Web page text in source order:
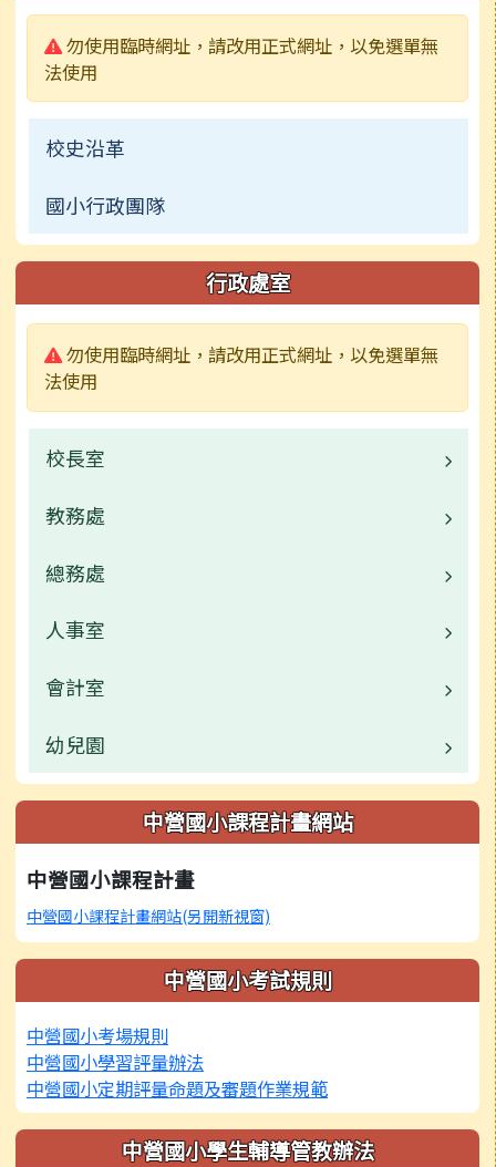
警告:
勿使用臨時網址，請改用正式網址，以免選單無
法使用
校史沿革
國小行政團隊
行政處室
警告:
勿使用臨時網址，請改用正式網址，以免選單無
法使用
校長室
業務職掌
教務處
業務職掌
校園公告
活動相簿
榮譽榜
公開資訊
檔案下載
總務處
業務職掌
校園公告
公開資訊
檔案下載
人事室
業務職掌
校園公告
會計室
業務職掌
校園公告
幼兒園
業務職掌
活動相簿
中營國小課程計畫網站
中營國小課程計畫
中營國小課程計畫網站(另開新視窗)
中營國小考試規則
中營國小考場規則
中營國小學習評量辦法
中營國小定期評量命題及審題作業規範
中營國小學生輔導管教辦法